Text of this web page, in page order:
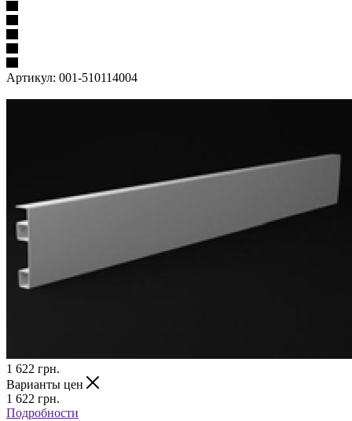
Артикул: 001-510114004
1 622 грн.
Варианты цен
1 622 грн.
Подробности